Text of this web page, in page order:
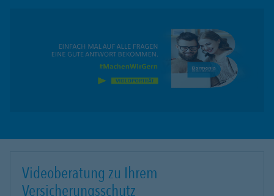
Videoberatung zu Ihrem
Versicherungsschutz